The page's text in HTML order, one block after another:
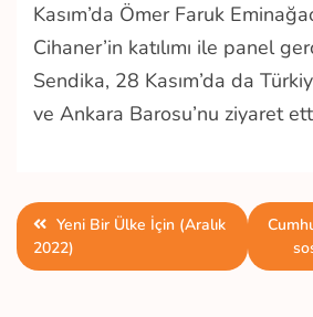
Kasım’da Ömer Faruk
Cihaner’in katılımı ile panel
Sendika, 28 Kasım’da da
ve Ankara Barosu’nu ziyaret
Yazı
gezinmesi
Yeni Bir Ülke İçin (Aralık
2022)